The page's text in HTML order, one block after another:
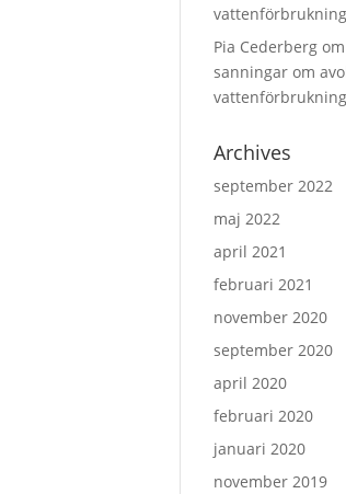
vattenförbrukning
Pia Cederberg om
sanningar om
vattenförbrukning
Archives
september 2022
maj 2022
april 2021
februari 2021
november 2020
september 2020
april 2020
februari 2020
januari 2020
november 2019